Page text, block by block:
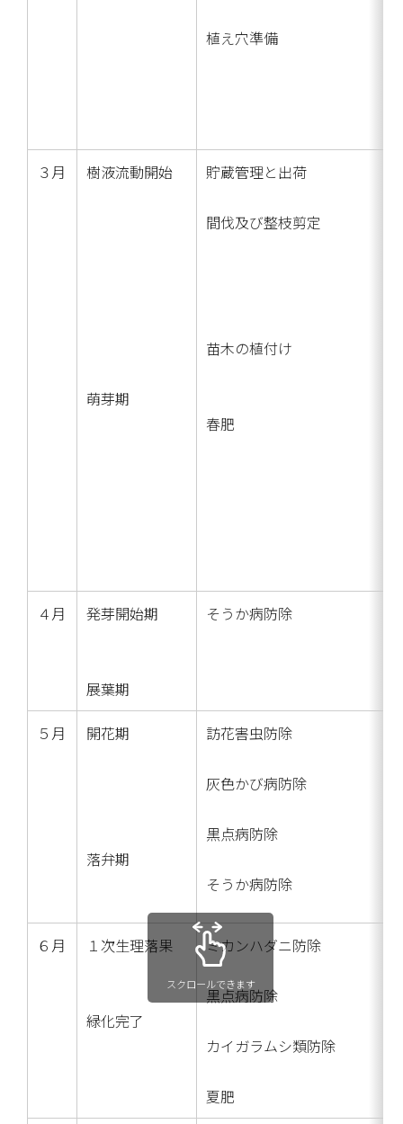
植え穴準備
３月 樹液流動開始
萌芽期
貯蔵管理と出荷
間伐及び整枝剪定
苗木の植付け
春肥
４月 発芽開始期
展葉期
そうか病防除
５月 開花期
落弁期
訪花害虫防除
灰色かび病防除
黒点病防除
そうか病防除
６月 １次生理落果
緑化完了
ミカンハダニ防除
黒点病防除
カイガラムシ類防除
夏肥
スクロールできます